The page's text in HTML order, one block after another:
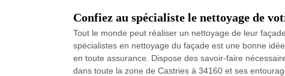
Confiez au spécialiste le nettoyage de
Tout le monde peut réaliser un nettoyage de leur
spécialistes en nettoyage du façade est une bonne
en toute assurance. Dispose des savoir-faire
dans toute la zone de Castries à 34160 et ses